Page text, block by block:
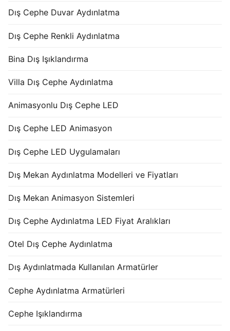
Dış Cephe Duvar Aydınlatma
Dış Cephe Renkli Aydınlatma
Bina Dış Işıklandırma
Villa Dış Cephe Aydınlatma
Animasyonlu Dış Cephe LED
Dış Cephe LED Animasyon
Dış Cephe LED Uygulamaları
Dış Mekan Aydınlatma Modelleri ve Fiyatları
Dış Mekan Animasyon Sistemleri
Dış Cephe Aydınlatma LED Fiyat Aralıkları
Otel Dış Cephe Aydınlatma
Dış Aydınlatmada Kullanılan Armatürler
Cephe Aydınlatma Armatürleri
Cephe Işıklandırma